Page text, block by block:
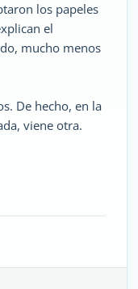
los papeles
el
mucho menos
De hecho, en la
viene otra.